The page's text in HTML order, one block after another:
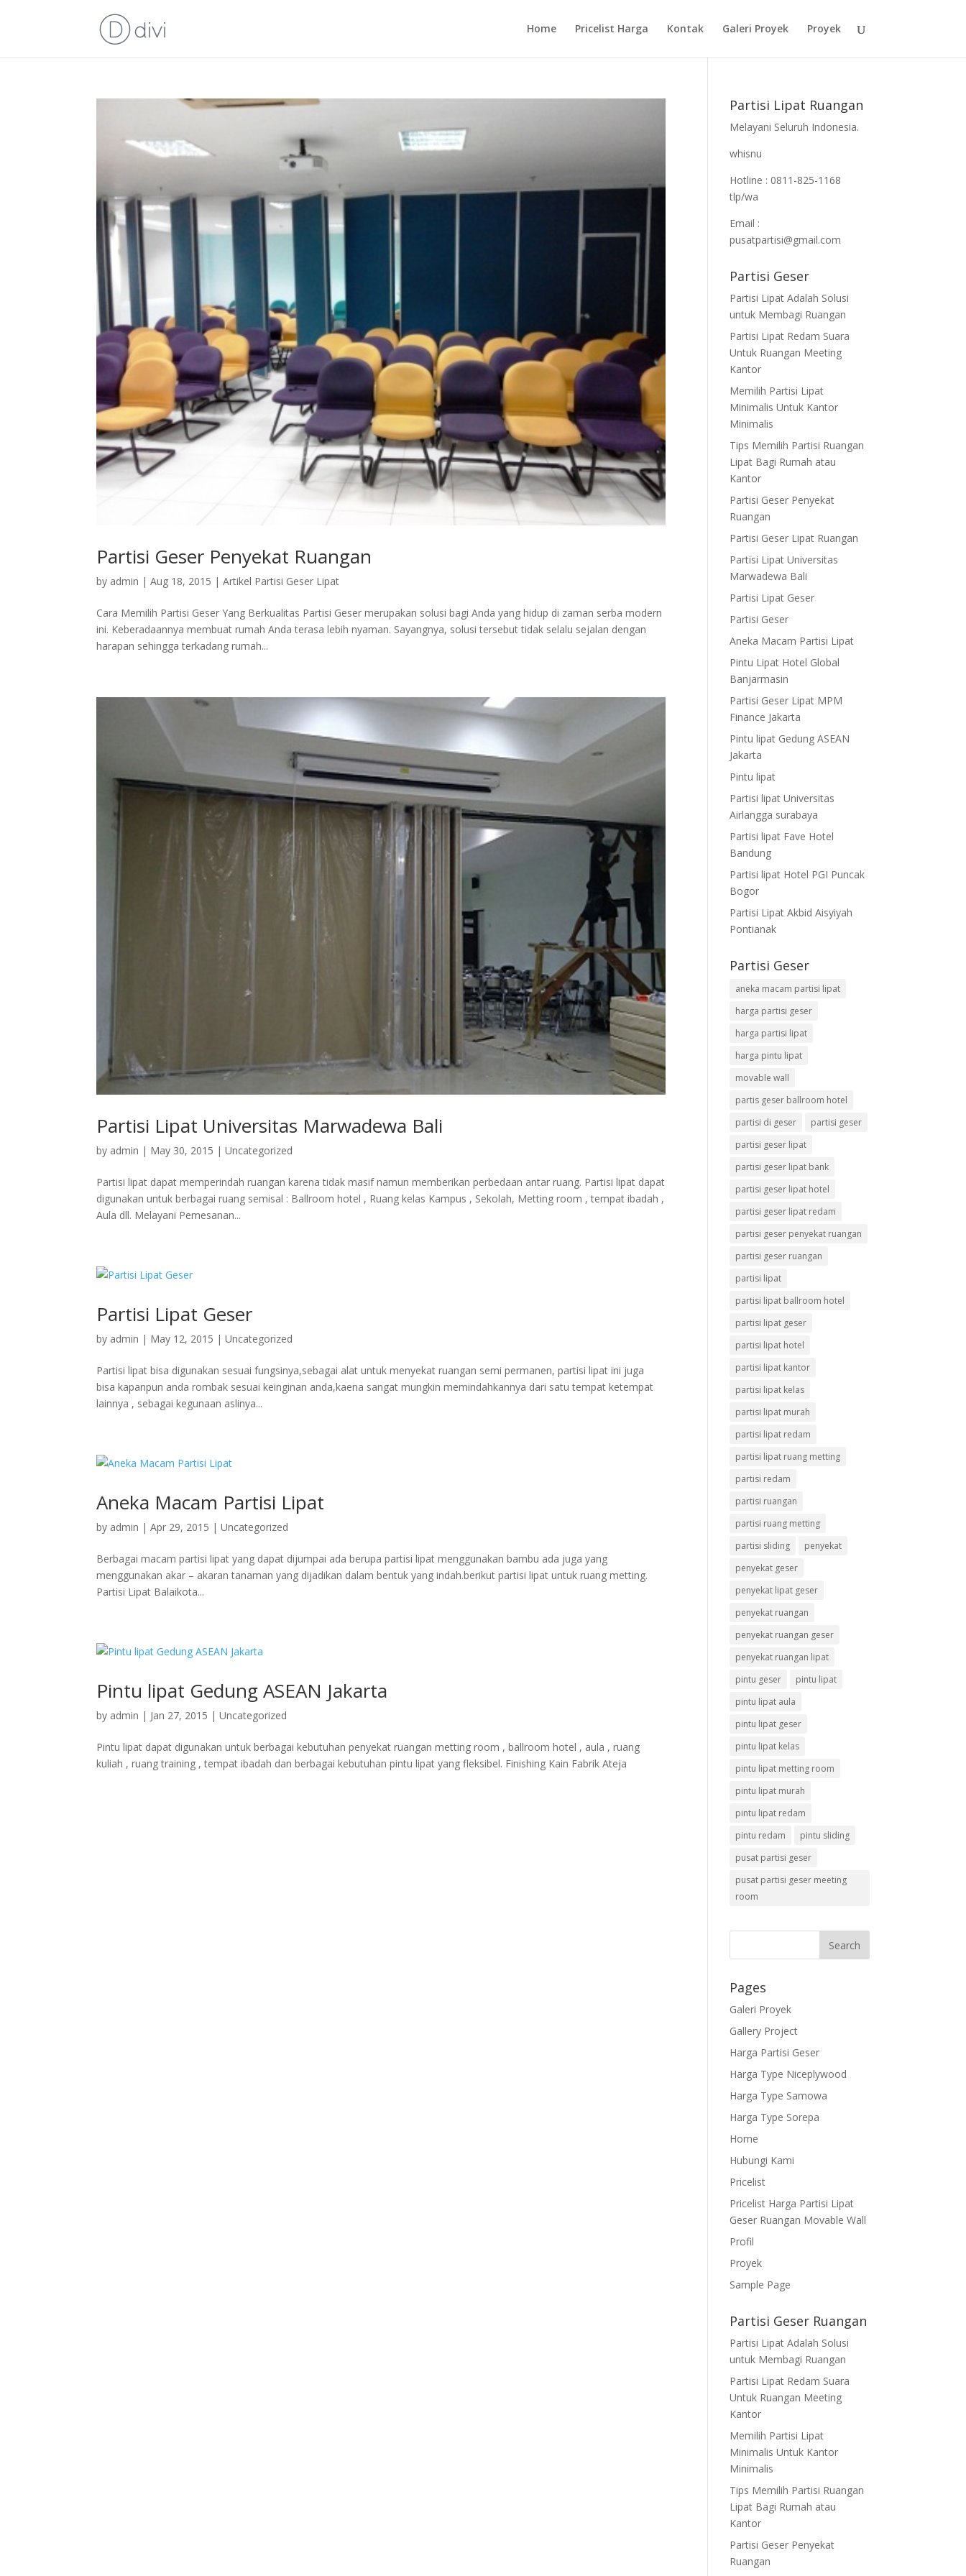
Home Pricelist Harga Kontak Galeri Proyek Proyek
Partisi Geser Penyekat Ruangan
by admin |Aug 18, 2015 |Artikel Partisi Geser Lipat
Cara Memilih Partisi Geser Yang Berkualitas Partisi Geser merupakan solusi bagi Anda yang hidup di zaman serba modern
ini. Keberadaannya membuat rumah Anda terasa lebih nyaman. Sayangnya, solusi tersebut tidak selalu sejalan dengan
harapan sehingga terkadang rumah...
Partisi Lipat Universitas Marwadewa Bali
by admin | May 30, 2015 |Uncategorized
Partisi lipat dapat memperindah ruangan karena tidak masif namun memberikan perbedaan antar ruang. Partisi lipat dapat
digunakan untuk berbagai ruang semisal : Ballroom hotel , Ruang kelas Kampus , Sekolah, Metting room , tempat ibadah ,
Aula dll. Melayani Pemesanan...
Partisi Lipat Geser
by admin | May 12, 2015 |Uncategorized
Partisi lipat bisa digunakan sesuai fungsinya,sebagai alat untuk menyekat ruangan semi permanen, partisi lipat ini juga
bisa kapanpun anda rombak sesuai keinginan anda,kaena sangat mungkin memindahkannya dari satu tempat ketempat
lainnya , sebagai kegunaan aslinya...
Aneka Macam Partisi Lipat
by admin |Apr 29, 2015 |Uncategorized
Berbagai macam partisi lipat yang dapat dijumpai ada berupa partisi lipat menggunakan bambu ada juga yang
menggunakan akar – akaran tanaman yang dijadikan dalam bentuk yang indah.berikut partisi lipat untuk ruang metting.
Partisi Lipat Balaikota...
Pintu lipat Gedung ASEAN Jakarta
by admin | Jan 27, 2015 |Uncategorized
Pintu lipat dapat digunakan untuk berbagai kebutuhan penyekat ruangan metting room , ballroom hotel , aula , ruang
kuliah , ruang training , tempat ibadah dan berbagai kebutuhan pintu lipat yang fleksibel. Finishing Kain Fabrik Ateja
Partisi Lipat Ruangan
Melayani Seluruh Indonesia.
whisnu
Hotline : 0811-825-1168
tlp/wa
Email :
pusatpartisi@gmail.com
Partisi Geser
Partisi Lipat Adalah Solusi
untuk Membagi Ruangan
Partisi Lipat Redam Suara
Untuk Ruangan Meeting
Kantor
Memilih Partisi Lipat
Minimalis Untuk Kantor
Minimalis
Tips Memilih Partisi Ruangan
Lipat Bagi Rumah atau
Kantor
Partisi Geser Penyekat
Ruangan
Partisi Geser Lipat Ruangan
Partisi Lipat Universitas
Marwadewa Bali
Partisi Lipat Geser
Partisi Geser
Aneka Macam Partisi Lipat
Pintu Lipat Hotel Global
Banjarmasin
Partisi Geser Lipat MPM
Finance Jakarta
Pintu lipat Gedung ASEAN
Jakarta
Pintu lipat
Partisi lipat Universitas
Airlangga surabaya
Partisi lipat Fave Hotel
Bandung
Partisi lipat Hotel PGI Puncak
Bogor
Partisi Lipat Akbid Aisyiyah
Pontianak
Partisi Geser
aneka macam partisi lipat
harga partisi geser
harga partisi lipat
harga pintu lipat
movable wall
partis geser ballroom hotel
partisi di geser
partisi geser
partisi geser lipat
partisi geser lipat bank
partisi geser lipat hotel
partisi geser lipat redam
partisi geser penyekat ruangan
partisi geser ruangan
partisi lipat
partisi lipat ballroom hotel
partisi lipat geser
partisi lipat hotel
partisi lipat kantor
partisi lipat kelas
partisi lipat murah
partisi lipat redam
partisi lipat ruang metting
partisi redam
partisi ruangan
partisi ruang metting
partisi sliding
penyekat
penyekat geser
penyekat lipat geser
penyekat ruangan
penyekat ruangan geser
penyekat ruangan lipat
pintu geser
pintu lipat
pintu lipat aula
pintu lipat geser
pintu lipat kelas
pintu lipat metting room
pintu lipat murah
pintu lipat redam
pintu redam
pintu sliding
pusat partisi geser
pusat partisi geser meeting
room
Pages
Galeri Proyek
Gallery Project
Harga Partisi Geser
Harga Type Niceplywood
Harga Type Samowa
Harga Type Sorepa
Home
Hubungi Kami
Pricelist
Pricelist Harga Partisi Lipat
Geser Ruangan Movable Wall
Profil
Proyek
Sample Page
Partisi Geser Ruangan
Partisi Lipat Adalah Solusi
untuk Membagi Ruangan
Partisi Lipat Redam Suara
Untuk Ruangan Meeting
Kantor
Memilih Partisi Lipat
Minimalis Untuk Kantor
Minimalis
Tips Memilih Partisi Ruangan
Lipat Bagi Rumah atau
Kantor
Partisi Geser Penyekat
Ruangan